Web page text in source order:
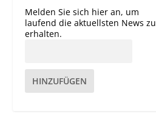
Melden Sie sich hier an, um
laufend die aktuellsten News zu
erhalten.
HINZUFÜGEN